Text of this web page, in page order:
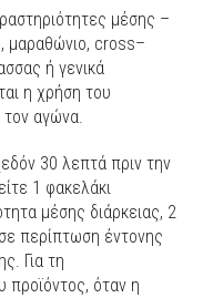
μέσης –
μαραθώνιο, cross–
ή γενικά
η χρήση του
τον αγώνα.
30 λεπτά πριν την
1 φακελάκι
μέσης διάρκειας, 2
περίπτωση έντονης
Για τη
προϊόντος, όταν η